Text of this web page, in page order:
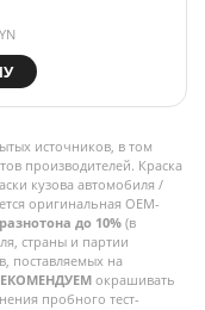
источников, в том
производителей. Краска
кузова автомобиля /
оригинальная OEM-
до 10% (в
страны и партии
поставляемых на
окрашивать
пробного тест-